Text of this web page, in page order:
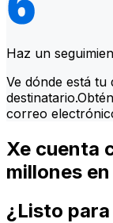
Haz un
Ve dónde está
correo
Xe cuenta
millones
¿Listo